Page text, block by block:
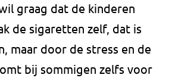
graag dat de kinderen
de sigaretten zelf, dat is
maar door de stress en de
bij sommigen zelfs voor